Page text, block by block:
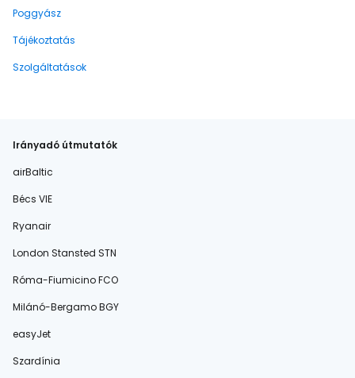
Poggyász
Tájékoztatás
Szolgáltatások
Irányadó útmutatók
airBaltic
Bécs VIE
Ryanair
London Stansted STN
Róma-Fiumicino FCO
Milánó-Bergamo BGY
easyJet
Szardínia